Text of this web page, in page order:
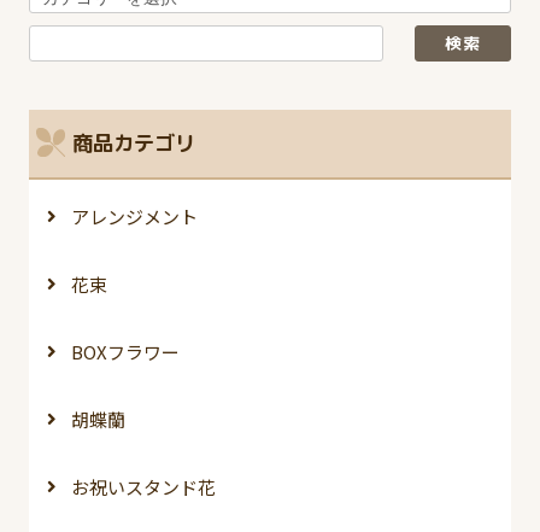
商品カテゴリ
アレンジメント
花束
BOXフラワー
胡蝶蘭
お祝いスタンド花